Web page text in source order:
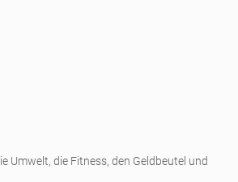
Umwelt, die Fitness, den Geldbeutel und